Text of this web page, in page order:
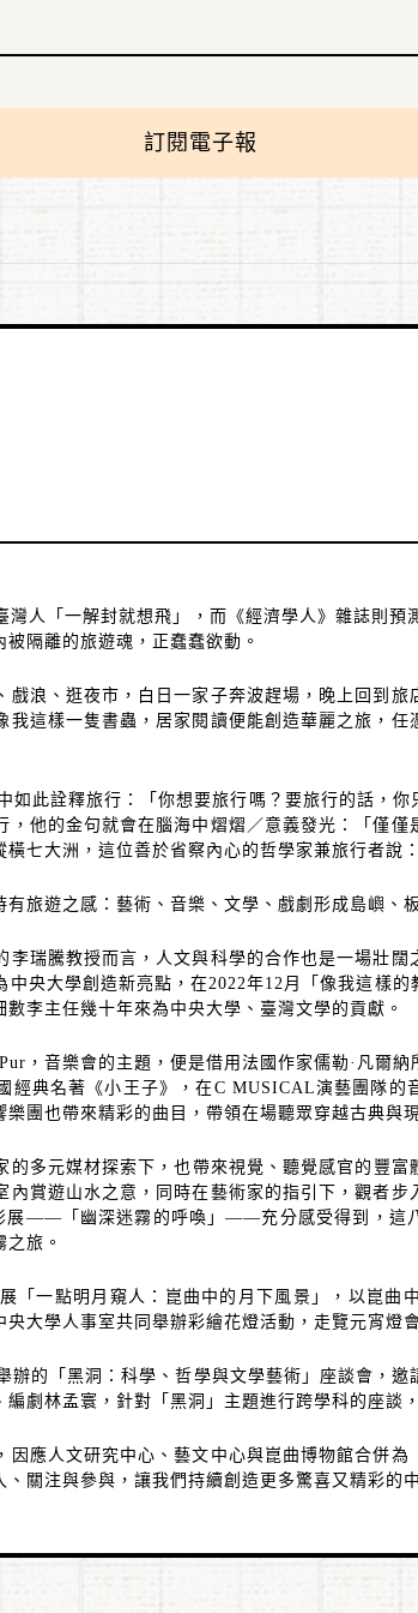
訂閱電子報
人「一解封就想飛」，而《經濟學人》雜誌則預
隔離的旅遊魂，正蠢蠢欲動。
浪、逛夜市，白日一家子奔波趕場，晚上回到
這樣一隻書蟲，居家閱讀便能創造華麗之旅，
如此詮釋旅行：「你想要旅行嗎？要旅行的話，
他的金句就會在腦海中熠熠／意義發光：「僅
七大洲，這位善於省察內心的哲學家兼旅行者說
旅遊之感：藝術、音樂、文學、戲劇形成島嶼、
瑞騰教授而言，人文與科學的合作也是一場壯
中央大學創造新亮點，在2022年12月「像我這樣的
李主任幾十年來為中央大學、臺灣文學的貢獻。
，音樂會的主題，便是借用法國作家儒勒 · 凡爾納
經典名著《小王子》，在C MUSICAL演藝團隊的
團也帶來精彩的曲目，帶領在場聽眾穿越古典與
多元媒材探索下，也帶來視覺、聽覺感官的豐富
內賞遊山水之意，同時在藝術家的指引下，觀者
展—— 「幽深迷霧的呼喚」——充分感受得到，這
旅。
「一點明月窺人：崑曲中的月下風景」，以崑曲
大學人事室共同舉辦彩繪花燈活動，走覽元宵燈
辦的「黑洞：科學、哲學與文學藝術」座談會，
劇林孟寰，針對「黑洞」主題進行跨學科的座談
應人文研究中心、藝文中心與崑曲博物館合併
關注與參與，讓我們持續創造更多驚喜又精彩的